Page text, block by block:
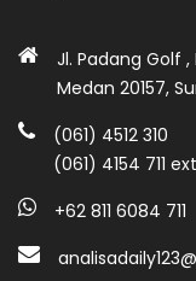
Jl. Padang Golf ,
Medan 20157,
(061) 4512 310
(061) 4154 711
+62 811 6084 711